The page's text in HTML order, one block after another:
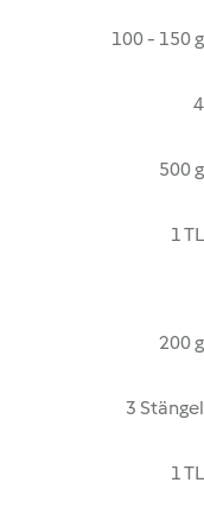
100 - 150 g
4
500 g
1 TL
200 g
3 Stängel
1 TL